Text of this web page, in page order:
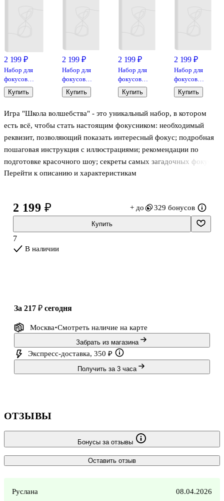
Игра "Школа волшебства" - это уникальный набор, в котором
есть всё, чтобы стать настоящим фокусником: необходимый
реквизит, позволяющий показать интересный фокус; подробная
пошаговая инструкция с иллюстрациями; рекомендации по
подготовке красочного шоу; секреты самых загадочных фокусов
Перейти к описанию и характеристикам
2 199 ₽
Набор для
фокусов
«Волшебные
пики», Step
Купить
2 199 ₽
Набор для
фокусов
«Кристальная
коробочка»,
Купить
2 199 ₽
Набор для
фокусов
«Превращение
бумаги в
Step puzzle
Купить
2 199 ₽
Набор для
фокусов
«Волшебная
бутылка»,
Купить
2 199 ₽ + до 329 бонусов
Купить
7
В наличии
за 217 ₽ сегодня
Москва Смотреть наличие на карте
Забрать из магазина
Экспресс-доставка, 350 ₽
Получить за 3 часа
ОТЗЫВЫ
Бонусы за отзывы
Оставить отзыв
Руслана 08.04.2026